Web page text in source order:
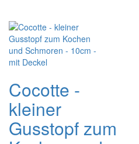
Cocotte -
kleiner
Gusstopf zum